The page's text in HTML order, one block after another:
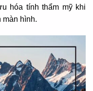
hóa tính thẩm mỹ khi
màn hình.